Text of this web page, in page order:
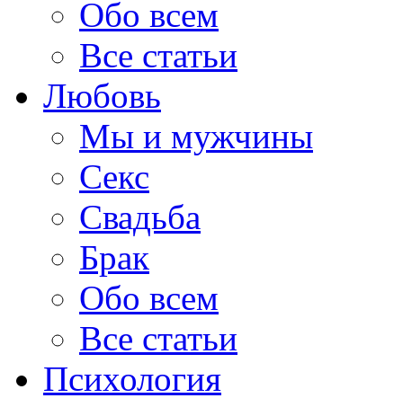
Обо всем
Все статьи
Любовь
Мы и мужчины
Секс
Свадьба
Брак
Обо всем
Все статьи
Психология